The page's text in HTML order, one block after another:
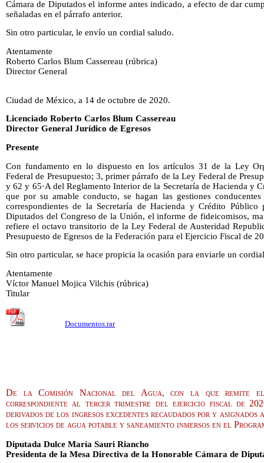
Cámara de Diputados el informe antes indicado, a efecto de dar
señaladas en el párrafo anterior.
Sin otro particular, le envío un cordial saludo.
Atentamente
Roberto Carlos Blum Cassereau (rúbrica)
Director General
Ciudad de México, a 14 de octubre de 2020.
Licenciado Roberto Carlos Blum Cassereau
Director General Jurídico de Egresos
Presente
Con fundamento en lo dispuesto en los artículos 31 de la Ley
Federal de Presupuesto; 3, primer párrafo de la Ley Federal de
y 62 y 65·A del Reglamento Interior de la Secretaría de Hacienda y
que por su amable conducto, se hagan las gestiones
correspondientes de la Secretaría de Hacienda y Crédito
Diputados del Congreso de la Unión, el informe de fideicomisos,
refiere el octavo transitorio de la Ley Federal de Austeridad
Presupuesto de Egresos de la Federación para el Ejercicio Fiscal de
Sin otro particular, se hace propicia la ocasión para enviarle un
Atentamente
Víctor Manuel Mojica Vilchis (rúbrica)
Titular
Documentos.rar
De la Comisión Nacional del Agua, con la que remite
correspondiente al tercer trimestre del ejercicio fiscal de
derivados de los ingresos excedentes recaudados por y asignados
los servicios de agua potable y saneamiento inmersos en el
Diputada Dulce María Sauri Riancho
Presidenta de la Mesa Directiva de la Honorable Cámara de